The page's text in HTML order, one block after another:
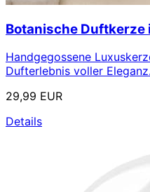
Botanische Duftkerze
Handgegossene
Dufterlebnis voller Eleganz.
29,99 EUR
Details